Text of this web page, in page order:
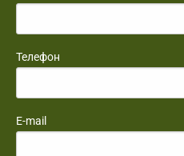
Телефон
E-mail